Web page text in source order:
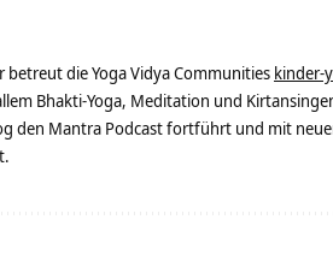
betreut die Yoga Vidya Communities kinder-
Bhakti-Yoga, Meditation und
den Mantra Podcast fortführt und mit